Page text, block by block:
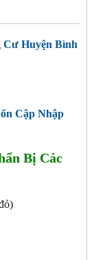
Huyện Bình
Cập Nhập
Bị Các